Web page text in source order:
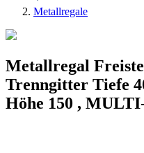
Metallregale
Metallregal
Trenngitter Tiefe
Höhe 150 ,